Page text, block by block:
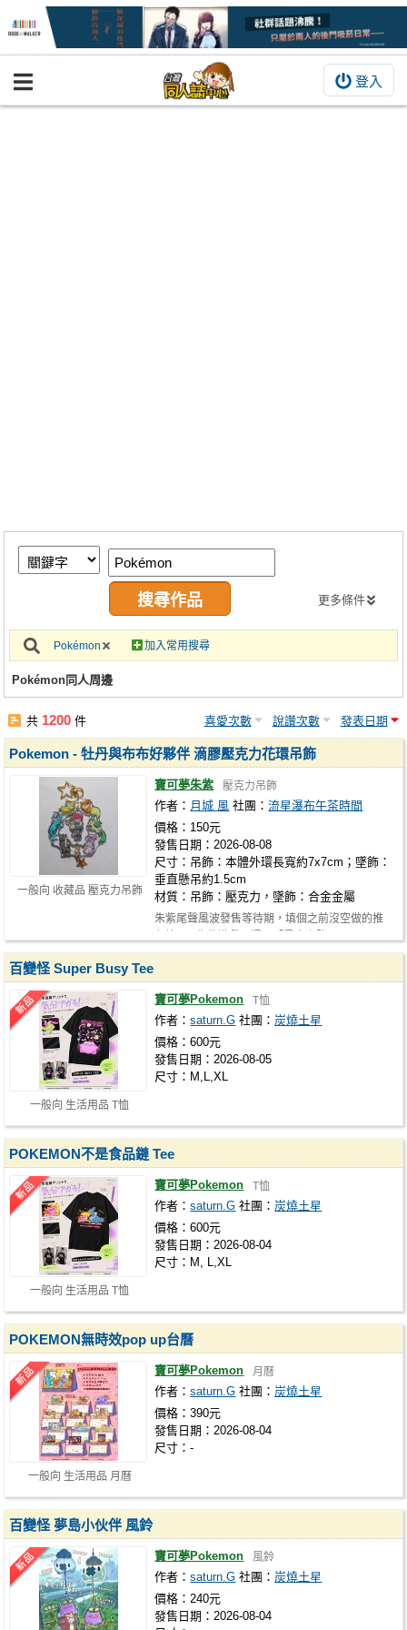
登入
BOOKY書集倉庫
繪圖藝廊
交流中心
攤位轉讓區
會員功能選單
註冊會員
更多條件
Pokémon 加入常用搜尋
Pokémon同人周邊
共 1200 件 喜愛次數 說讚次數 發表日期
一般向 收藏品 壓克力吊飾
Pokemon - 牡丹與布布好夥伴 滴膠壓克力花環吊飾
寶可夢朱紫 壓克力吊飾
作者： 月城 風 社團：流星瀑布午茶時間
價格：150元
發售日期：2026-08-08
尺寸：吊飾：本體外環長寬約7x7cm；墜飾：
垂直懸吊約1.5cm
材質：吊飾：壓克力，墜飾：合金金屬
朱紫尾聲風波發售等待期，填個之前沒空做的推
一般向 生活用品 T恤
百變怪 Super Busy Tee
寶可夢Pokemon T恤
作者：saturn.G 社團： 炭燒土星
價格：600元
發售日期：2026-08-05
尺寸：M,L,XL
一般向 生活用品 T恤
POKEMON不是食品鏈 Tee
寶可夢Pokemon T恤
作者：saturn.G 社團： 炭燒土星
價格：600元
發售日期：2026-08-04
尺寸：M, L,XL
一般向 生活用品 月曆
POKEMON無時效pop up台曆
寶可夢Pokemon 月曆
作者：saturn.G 社團： 炭燒土星
價格：390元
發售日期：2026-08-04
尺寸：-
百變怪 夢島小伙伴 風鈴
寶可夢Pokemon 風鈴
作者：saturn.G 社團： 炭燒土星
價格：240元
發售日期：2026-08-04